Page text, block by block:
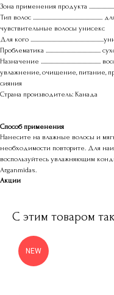
Зона применения продукта
Тип волос
чувствительные волосы унисекс
Для кого
Проблематика
Назначение
увлажнение, очищение, питание,
сияния
Страна производитель: Канада
Способ применения
Нанесите на влажные волосы и
необходимости повторите. Для
воспользуйтесь увлажняющим
Arganmidas.
Акции
С этим товаром
NEW